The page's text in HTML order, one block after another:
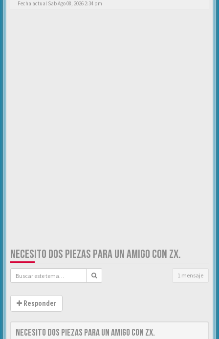
Fecha actual Sab Ago 08, 2026 2:34 pm
NECESITO DOS PIEZAS PARA UN AMIGO CON ZX.
1 mensaje
Responder
Necesito dos piezas para un amigo con ZX.